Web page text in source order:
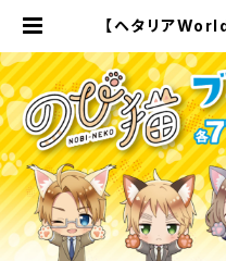
【ヘタリア